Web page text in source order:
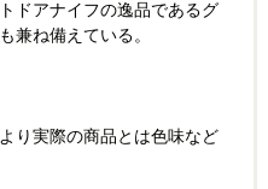
ドアナイフの逸品であるグ
兼ね備えている。
り実際の商品とは色味など